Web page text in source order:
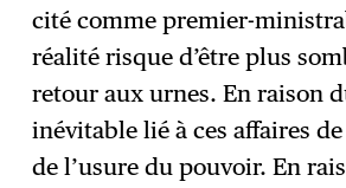
cité comme premier-
réalité risque d’être plus
retour aux urnes. En raison
inévitable lié à ces affaires
de l’usure du pouvoir. En